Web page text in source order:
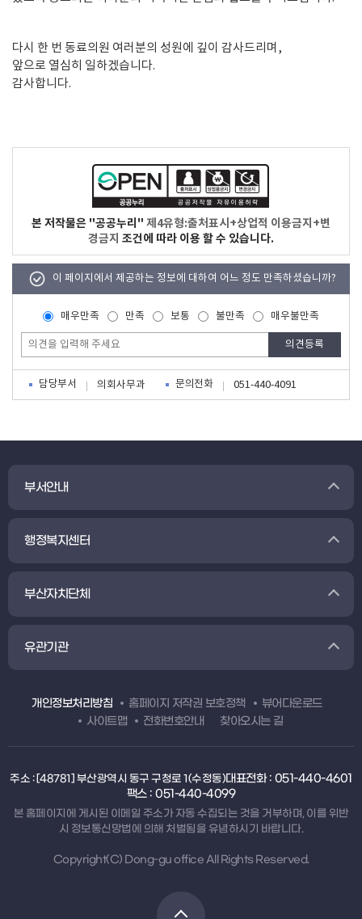
다시 한 번 동료의원 여러분의 성원에 깊이 감사드리며,
앞으로 열심히 일하겠습니다.
감사합니다.
본 저작물은 "공공누리" 제4유형:출처표시+상업적 이용금지+변
경금지 조건에 따라 이용 할 수 있습니다.
이 페이지에서 제공하는 정보에 대하여 어느 정도 만족하셨습니까?
매우만족 만족 보통 불만족 매우불만족
담당부서 의회사무과 문의전화 051-440-4091
부서안내
행정복지센터
부산자치단체
유관기관
개인정보처리방침 홈페이지 저작권 보호정책
뷰어다운로드
사이트맵
전화번호안내 찾아오시는 길
주소 : [48781] 부산광역시 동구 구청로 1(수정동)대표전화 : 051-440-4601
팩스 : 051-440-4099
본 홈페이지에 게시된 이메일 주소가 자동 수집되는 것을 거부하며, 이를 위반
시 정보통신망법에 의해 처벌됨을 유념하시기 바랍니다.
Copyright(C) Dong-gu office All Rights Reserved.